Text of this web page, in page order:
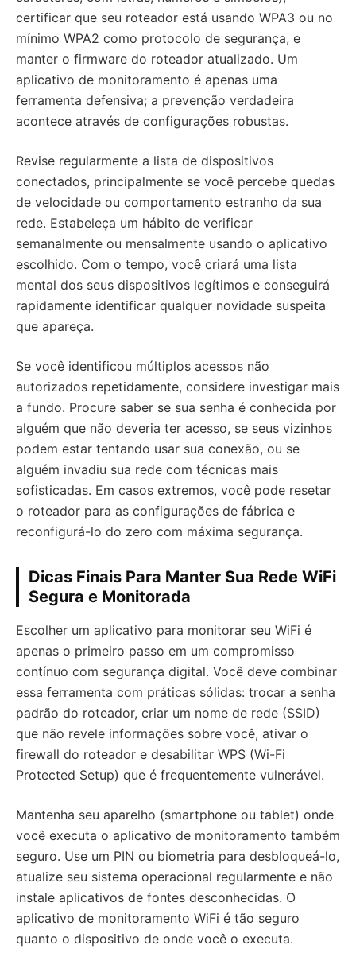
certificar que seu roteador está usando WPA3 ou no
mínimo WPA2 como protocolo de segurança, e
manter o firmware do roteador atualizado. Um
aplicativo de monitoramento é apenas uma
ferramenta defensiva; a prevenção verdadeira
acontece através de configurações robustas.
Revise regularmente a lista de dispositivos
conectados, principalmente se você percebe quedas
de velocidade ou comportamento estranho da sua
rede. Estabeleça um hábito de verificar
semanalmente ou mensalmente usando o aplicativo
escolhido. Com o tempo, você criará uma lista
mental dos seus dispositivos legítimos e conseguirá
rapidamente identificar qualquer novidade suspeita
que apareça.
Se você identificou múltiplos acessos não
autorizados repetidamente, considere investigar mais
a fundo. Procure saber se sua senha é conhecida por
alguém que não deveria ter acesso, se seus vizinhos
podem estar tentando usar sua conexão, ou se
alguém invadiu sua rede com técnicas mais
sofisticadas. Em casos extremos, você pode resetar
o roteador para as configurações de fábrica e
reconfigurá-lo do zero com máxima segurança.
Dicas Finais Para Manter Sua Rede WiFi
Segura e Monitorada
Escolher um aplicativo para monitorar seu WiFi é
apenas o primeiro passo em um compromisso
contínuo com segurança digital. Você deve combinar
essa ferramenta com práticas sólidas: trocar a senha
padrão do roteador, criar um nome de rede (SSID)
que não revele informações sobre você, ativar o
firewall do roteador e desabilitar WPS (Wi-Fi
Protected Setup) que é frequentemente vulnerável.
Mantenha seu aparelho (smartphone ou tablet) onde
você executa o aplicativo de monitoramento também
seguro. Use um PIN ou biometria para desbloqueá-lo,
atualize seu sistema operacional regularmente e não
instale aplicativos de fontes desconhecidas. O
aplicativo de monitoramento WiFi é tão seguro
quanto o dispositivo de onde você o executa.